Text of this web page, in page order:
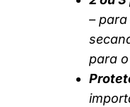
–
para